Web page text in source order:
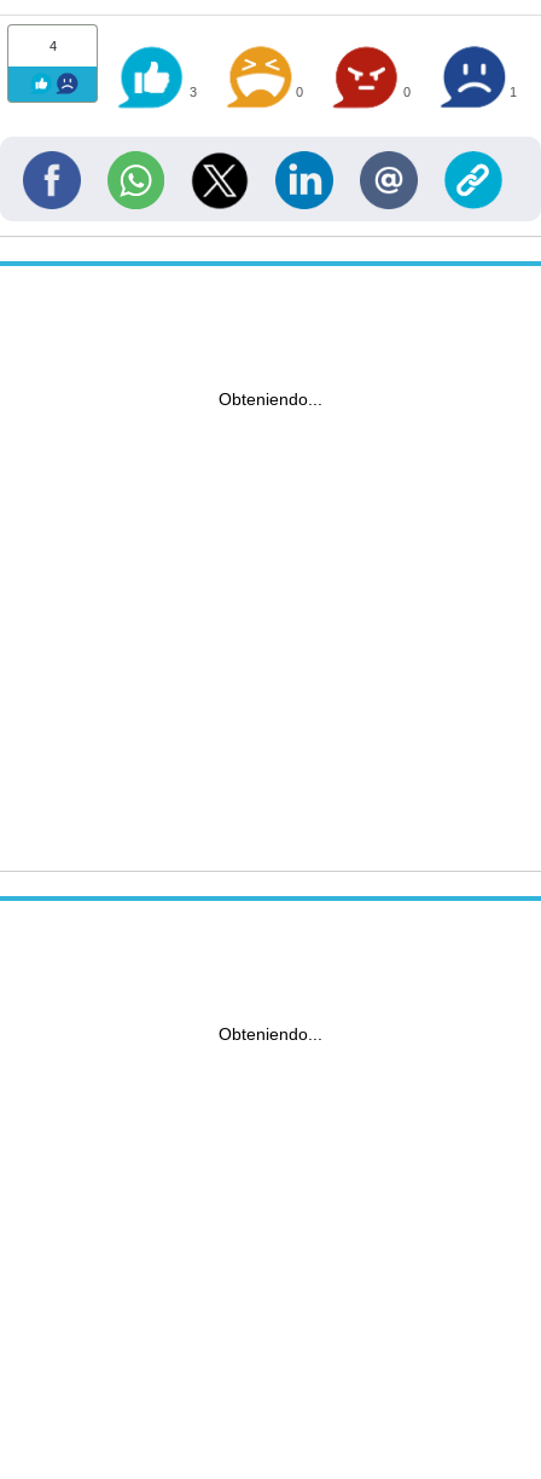
4
3 0 0 1
Obteniendo...
Obteniendo...